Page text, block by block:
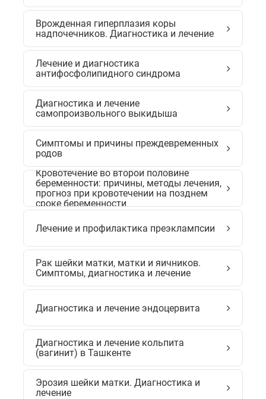
Врожденная гиперплазия коры
надпочечников. Диагностика и лечение
Лечение и диагностика
антифосфолипидного синдрома
Диагностика и лечение
самопроизвольного выкидыша
Симптомы и причины преждевременных
родов
Кровотечение во второй половине
беременности: причины, методы лечения,
прогноз при кровотечении на позднем
сроке беременности
Лечение и профилактика преэклампсии
Рак шейки матки, матки и яичников.
Симптомы, диагностика и лечение
Диагностика и лечение эндоцервита
Диагностика и лечение кольпита
(вагинит) в Ташкенте
Эрозия шейки матки. Диагностика и
лечение